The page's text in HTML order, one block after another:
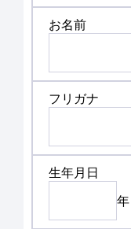
お名前
フリガナ
生年月日
年